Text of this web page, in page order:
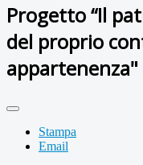
Progetto “Il
del proprio
appartenenza"
Stampa
Email